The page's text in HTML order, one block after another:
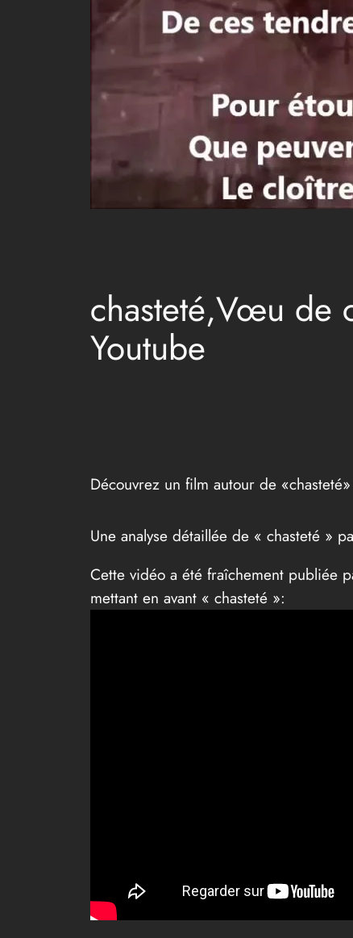
chasteté,Vœu de
Youtube
Découvrez un film autour de
Une analyse détaillée de « chasteté »
Cette vidéo a été fraîchement publiée
mettant en avant « chasteté »: